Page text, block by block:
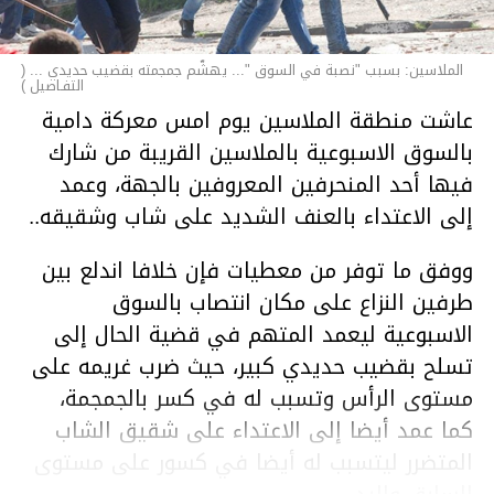
الملاسين: بسبب "نصبة في السوق "... يهشّم جمجمته بقضيب حديدي ... (
التفـاصيل )
عاشت منطقة الملاسين يوم امس معركة دامية
بالسوق الاسبوعية بالملاسين القريبة من شارك
فيها أحد المنحرفين المعروفين بالجهة، وعمد
إلى الاعتداء بالعنف الشديد على شاب وشقيقه..
ووفق ما توفر من معطيات فإن خلافا اندلع بين
طرفين النزاع على مكان انتصاب بالسوق
الاسبوعية ليعمد المتهم في قضية الحال إلى
تسلح بقضيب حديدي كبير، حيث ضرب غريمه على
مستوى الرأس وتسبب له في كسر بالجمجمة،
كما عمد أيضا إلى الاعتداء على شقيق الشاب
المتضرر ليتسبب له أيضا في كسور على مستوى